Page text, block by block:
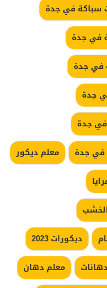
سباكة في جدة
في جدة
في جدة
جدة
في جدة
في جدة
معلم ديكور
ديكورات 2023
معلم دهان